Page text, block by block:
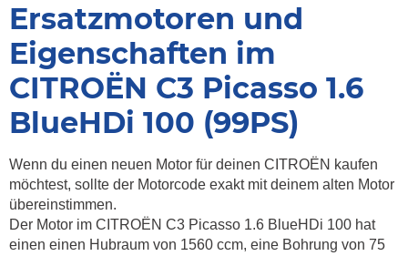
Ersatzmotoren und
Eigenschaften im
CITROËN C3 Picasso 1.6
BlueHDi 100 (99PS)
Wenn du einen neuen Motor für deinen CITROËN kaufen
möchtest, sollte der Motorcode exakt mit deinem alten Motor
übereinstimmen.
Der Motor im CITROËN C3 Picasso 1.6 BlueHDi 100 hat
einen einen Hubraum von 1560 ccm, eine Bohrung von 75